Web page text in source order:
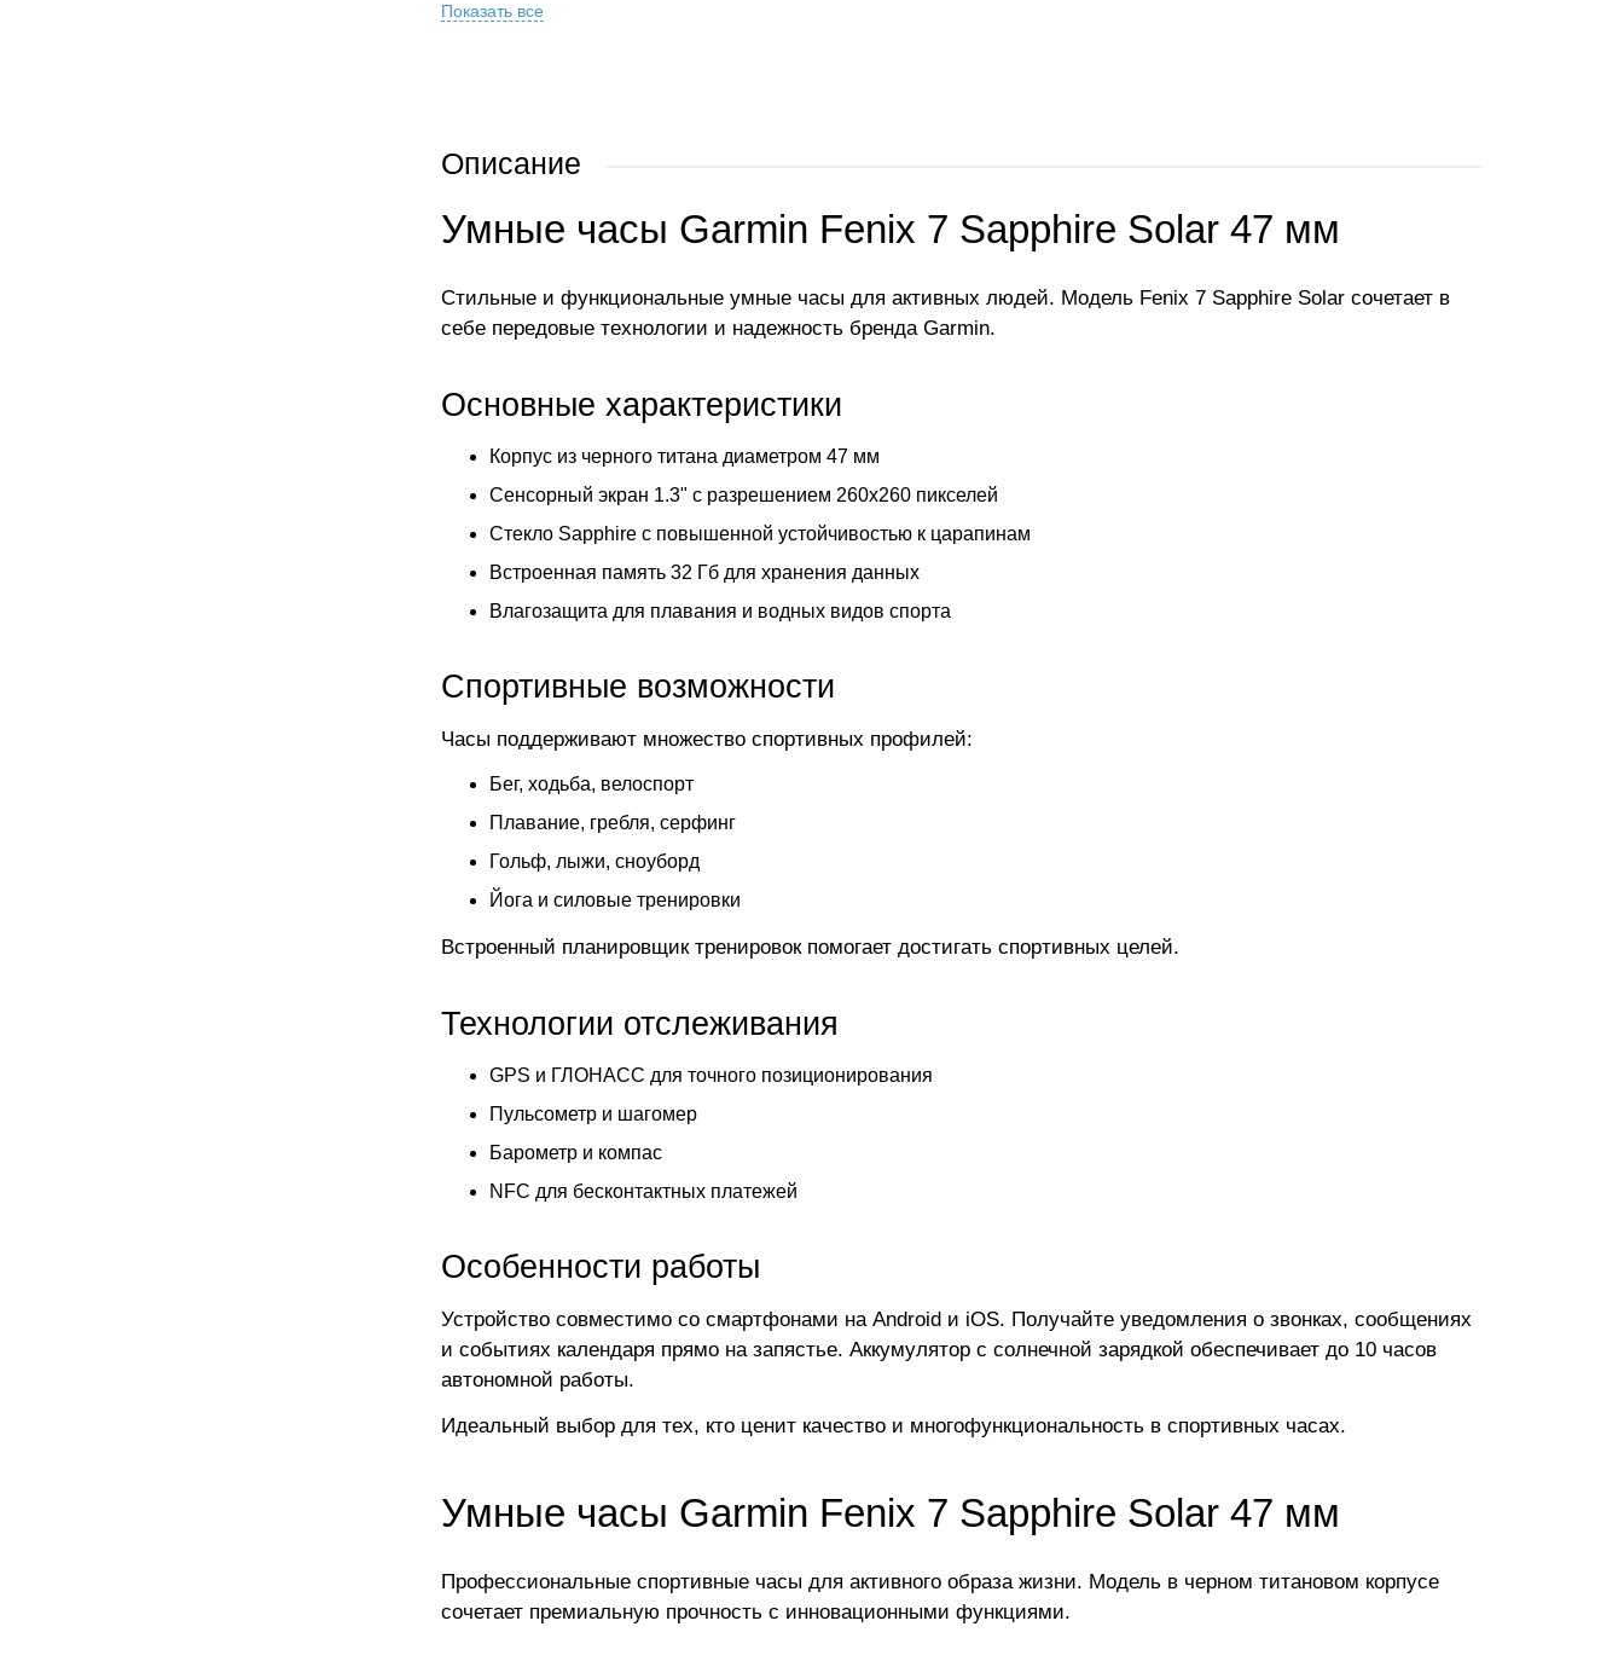
Показать все
Описание
Умные часы Garmin Fenix 7 Sapphire Solar 47 мм
Стильные и функциональные умные часы для активных людей. Модель Fenix 7 Sapphire Solar сочетает в
себе передовые технологии и надежность бренда Garmin.
Основные характеристики
Корпус из черного титана диаметром 47 мм
Сенсорный экран 1.3" с разрешением 260x260 пикселей
Стекло Sapphire с повышенной устойчивостью к царапинам
Встроенная память 32 Гб для хранения данных
Влагозащита для плавания и водных видов спорта
Спортивные возможности
Часы поддерживают множество спортивных профилей:
Бег, ходьба, велоспорт
Плавание, гребля, серфинг
Гольф, лыжи, сноуборд
Йога и силовые тренировки
Встроенный планировщик тренировок помогает достигать спортивных целей.
Технологии отслеживания
GPS и ГЛОНАСС для точного позиционирования
Пульсометр и шагомер
Барометр и компас
NFC для бесконтактных платежей
Особенности работы
Устройство совместимо со смартфонами на Android и iOS. Получайте уведомления о звонках, сообщениях
и событиях календаря прямо на запястье. Аккумулятор с солнечной зарядкой обеспечивает до 10 часов
автономной работы.
Идеальный выбор для тех, кто ценит качество и многофункциональность в спортивных часах.
Умные часы Garmin Fenix 7 Sapphire Solar 47 мм
Профессиональные спортивные часы для активного образа жизни. Модель в черном титановом корпусе
сочетает премиальную прочность с инновационными функциями.